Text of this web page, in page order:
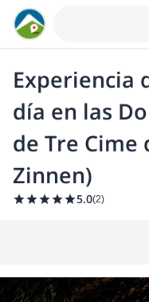
Experiencia
día en las
de Tre Cime
Zinnen)
5.0(2)